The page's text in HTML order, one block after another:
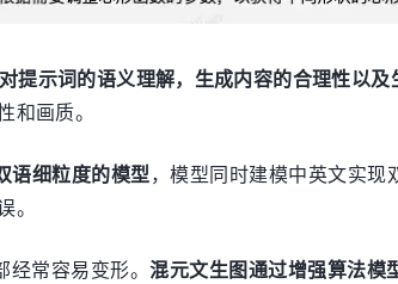
对提示词的语义理解，生成内容的合理性以
和画质。
语细粒度的模型，模型同时建模中英文实
。
经常容易变形。混元文生图通过增强算法模